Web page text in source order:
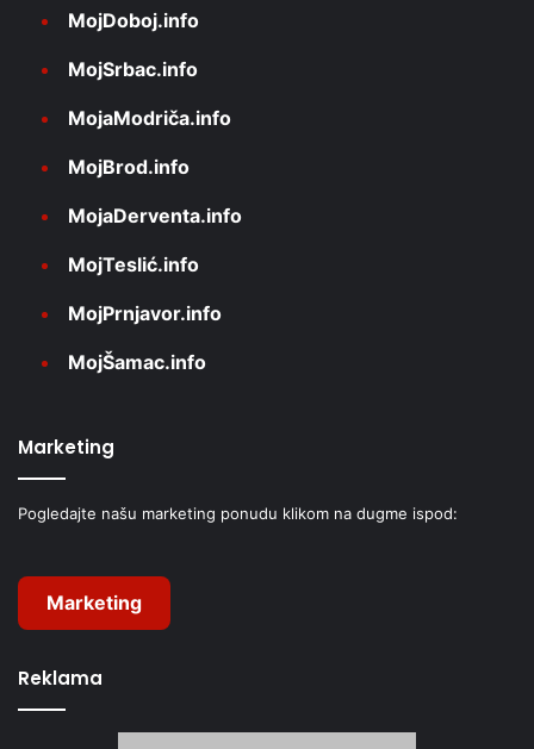
MojDoboj.info
MojSrbac.info
MojaModriča.info
MojBrod.info
MojaDerventa.info
MojTeslić.info
MojPrnjavor.info
MojŠamac.info
Marketing
Pogledajte našu marketing ponudu klikom na dugme ispod:
Marketing
Reklama